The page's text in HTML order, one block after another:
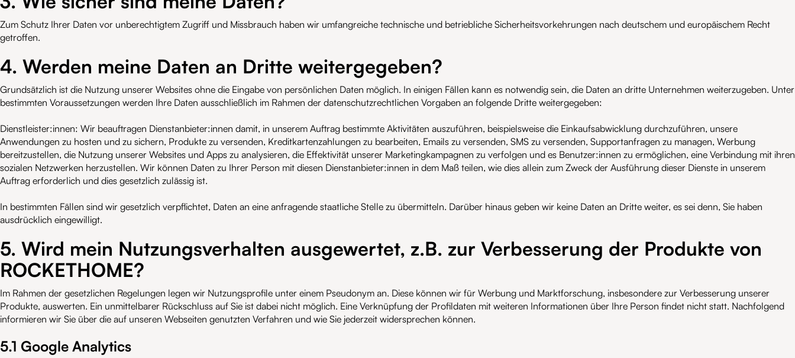
Zum Schutz Ihrer Daten vor unberechtigtem Zugriff und Missbrauch haben wir umfangreiche technische und betriebliche Sicherheitsvorkehrungen nach deutschem und europäischem Recht
getroffen.
4. Werden meine Daten an Dritte weitergegeben?
Grundsätzlich ist die Nutzung unserer Websites ohne die Eingabe von persönlichen Daten möglich. In einigen Fällen kann es notwendig sein, die Daten an dritte Unternehmen weiterzugeben. Unter
bestimmten Voraussetzungen werden Ihre Daten ausschließlich im Rahmen der datenschutzrechtlichen Vorgaben an folgende Dritte weitergegeben:
Dienstleister:innen: Wir beauftragen Dienstanbieter:innen damit, in unserem Auftrag bestimmte Aktivitäten auszuführen, beispielsweise die Einkaufsabwicklung durchzuführen, unsere
Anwendungen zu hosten und zu sichern, Produkte zu versenden, Kreditkartenzahlungen zu bearbeiten, Emails zu versenden, SMS zu versenden, Supportanfragen zu managen, Werbung
bereitzustellen, die Nutzung unserer Websites und Apps zu analysieren, die Effektivität unserer Marketingkampagnen zu verfolgen und es Benutzer:innen zu ermöglichen, eine Verbindung mit ihren
sozialen Netzwerken herzustellen. Wir können Daten zu Ihrer Person mit diesen Dienstanbieter:innen in dem Maß teilen, wie dies allein zum Zweck der Ausführung dieser Dienste in unserem
Auftrag erforderlich und dies gesetzlich zulässig ist.
In bestimmten Fällen sind wir gesetzlich verpflichtet, Daten an eine anfragende staatliche Stelle zu übermitteln. Darüber hinaus geben wir keine Daten an Dritte weiter, es sei denn, Sie haben
ausdrücklich eingewilligt.
5. Wird mein Nutzungsverhalten ausgewertet, z.B. zur Verbesserung der Produkte von
ROCKETHOME?
Im Rahmen der gesetzlichen Regelungen legen wir Nutzungsprofile unter einem Pseudonym an. Diese können wir für Werbung und Marktforschung, insbesondere zur Verbesserung unserer
Produkte, auswerten. Ein unmittelbarer Rückschluss auf Sie ist dabei nicht möglich. Eine Verknüpfung der Profildaten mit weiteren Informationen über Ihre Person findet nicht statt. Nachfolgend
informieren wir Sie über die auf unseren Webseiten genutzten Verfahren und wie Sie jederzeit widersprechen können.
5.1 Google Analytics